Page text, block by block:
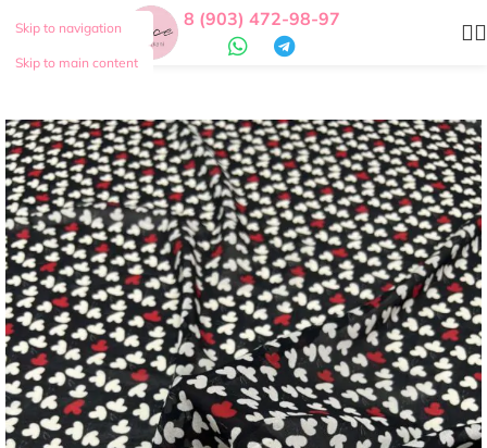
Skip to navigation
Skip to main content
8 (903) 472-98-97